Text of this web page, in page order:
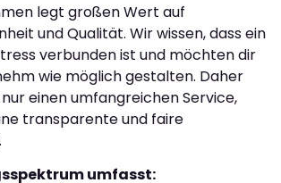
legt großen Wert auf
und Qualität. Wir wissen, dass ein
verbunden ist und möchten dir
wie möglich gestalten. Daher
einen umfangreichen Service,
transparente und faire
umfasst: